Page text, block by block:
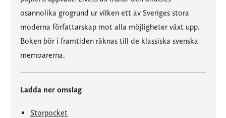
osannolika grogrund ur vilken ett av Sveriges stora
moderna författarskap mot alla möjligheter växt upp.
Boken bör i framtiden räknas till de klassiska svenska
memoarerna.
Ladda ner omslag
Storpocket